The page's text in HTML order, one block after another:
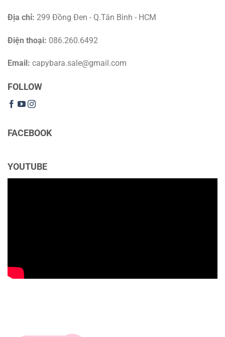
Địa chỉ: 299 Đồng Đen - Q.Tân Bình - HCM
Điện thoại: 086.260.6492
Email: capybara.sale@gmail.com
FOLLOW
FACEBOOK
YOUTUBE